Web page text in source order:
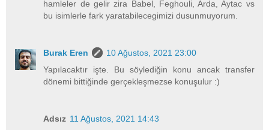
hamleler de gelir zira Babel, Feghouli, Arda, Aytac vs
bu isimlerle fark yaratabilecegimizi dusunmuyorum.
Burak Eren
10 Ağustos, 2021 23:00
Yapılacaktır işte. Bu söylediğin konu ancak transfer
dönemi bittiğinde gerçekleşmezse konuşulur :)
Adsız 11 Ağustos, 2021 14:43